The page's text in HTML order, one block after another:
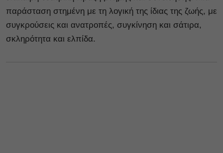
παράσταση στημένη με τη λογική της ίδιας της ζωής, με
συγκρούσεις και ανατροπές, συγκίνηση και σάτιρα,
σκληρότητα και ελπίδα.